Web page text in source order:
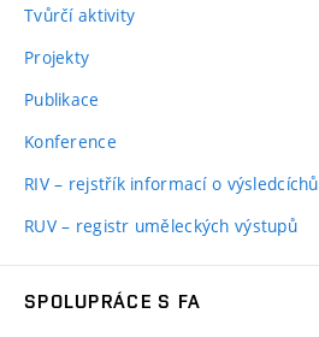
Tvůrčí aktivity
Projekty
Publikace
Konference
RIV – rejstřík informací o výsledcíchů
RUV – registr uměleckých výstupů
SPOLUPRÁCE S FA